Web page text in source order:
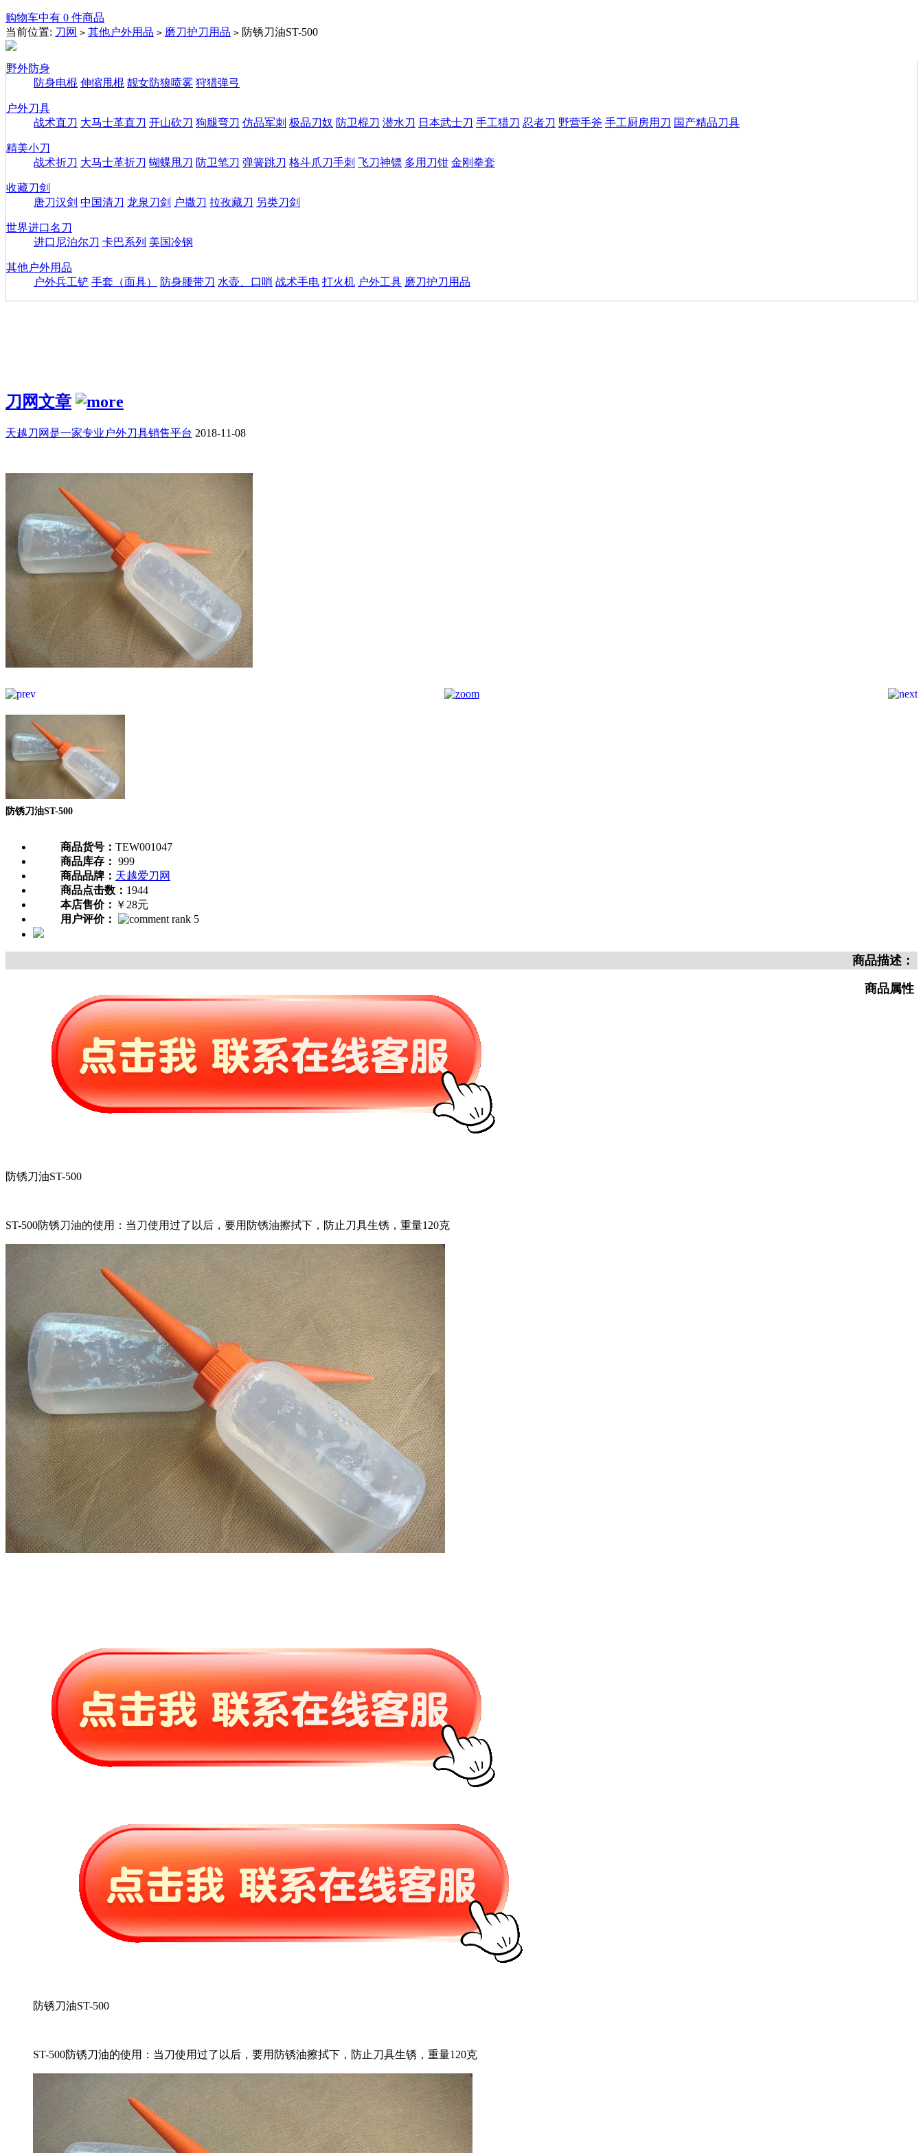
购物车中有 0 件商品
当前位置: 刀网 > 其他户外用品 > 磨刀护刀用品 > 防锈刀油ST-500
野外防身
防身电棍 伸缩甩棍 靓女防狼喷雾 狩猎弹弓
户外刀具
战术直刀 大马士革直刀 开山砍刀 狗腿弯刀 仿品军刺 极品刀奴 防卫棍刀 潜水刀 日本武士刀 手工猎刀 忍者刀 野营手斧 手工厨房用刀 国产精品刀具
精美小刀
战术折刀 大马士革折刀 蝴蝶甩刀 防卫笔刀 弹簧跳刀 格斗爪刀手刺 飞刀神镖 多用刀钳 金刚拳套
收藏刀剑
唐刀汉剑 中国清刀 龙泉刀剑 户撒刀 拉孜藏刀 另类刀剑
世界进口名刀
进口尼泊尔刀 卡巴系列 美国冷钢
其他户外用品
户外兵工铲 手套（面具） 防身腰带刀 水壶、口哨 战术手电 打火机 户外工具 磨刀护刀用品
刀网文章
天越刀网是一家专业户外刀具销售平台 2018-11-08
防锈刀油ST-500
商品货号： TEW001047
商品库存： 999
商品品牌： 天越爱刀网
商品点击数： 1944
本店售价： ￥28元
用户评价：
商品描述：
商品属性
防锈刀油ST-500
ST-500防锈刀油的使用：当刀使用过了以后，要用防锈油擦拭下，防止刀具生锈，重量120克
防锈刀油ST-500
ST-500防锈刀油的使用：当刀使用过了以后，要用防锈油擦拭下，防止刀具生锈，重量120克